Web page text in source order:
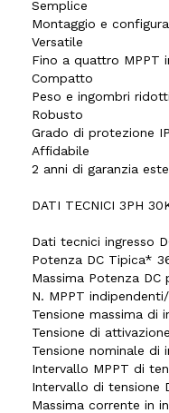
Semplice
Montaggio e
Versatile
Fino a quattro MPPT
Compatto
Peso e ingombri
Robusto
Grado di protezione
Affidabile
2 anni di garanzia
DATI TECNICI 3PH
Dati tecnici ingresso
Potenza DC Tipica*
Massima Potenza DC
N. MPPT
Tensione massima di
Tensione di
Tensione nominale di
Intervallo MPPT di
Intervallo di tensione
Massima corrente in